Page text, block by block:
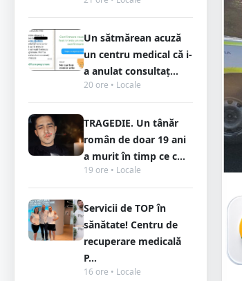
Un sătmărean acuză
un centru medical că i-
a anulat consultaț...
20 ore • Locale
TRAGEDIE. Un tânăr
român de doar 19 ani
a murit în timp ce c...
19 ore • Locale
Servicii de TOP în
sănătate! Centru de
recuperare medicală
P...
16 ore • Locale